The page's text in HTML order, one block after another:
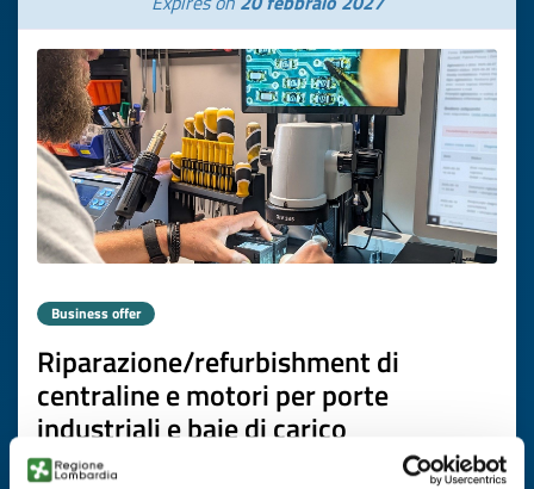
Business offer
Riparazione/refurbishment di
centraline e motori per porte
industriali e baie di carico
ID: BOPL20260123014